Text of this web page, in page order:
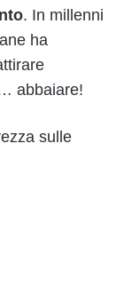
. In millenni
ha
abbaiare!
sulle